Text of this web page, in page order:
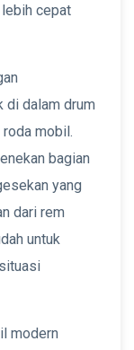
cepat
di dalam drum
mobil.
bagian
yang
dari rem
untuk
modern